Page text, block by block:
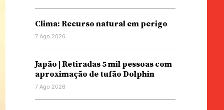
Clima: Recurso natural em perigo
7 Ago 2026
Japão | Retiradas 5 mil pessoas com
aproximação de tufão Dolphin
7 Ago 2026